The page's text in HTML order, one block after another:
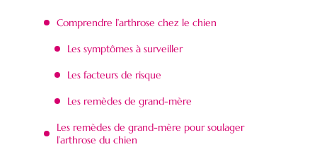
Comprendre l’arthrose chez le chien
Les symptômes à surveiller
Les facteurs de risque
Les remèdes de grand-mère
Les remèdes de grand-mère pour soulager
l’arthrose du chien